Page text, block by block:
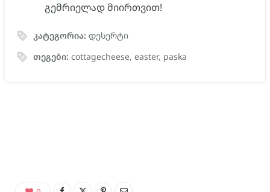
გემრიელად მიირთვით!
კატეგორია:დესერტი
თეგები:cottagecheese, easter, paska